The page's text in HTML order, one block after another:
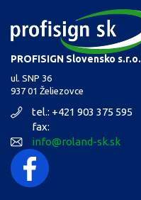
PROFISIGN Slovensko s.r.o.
ul. SNP 36
937 01 Želiezovce
tel.: +421 903 375 595
fax:
info@roland-sk.sk